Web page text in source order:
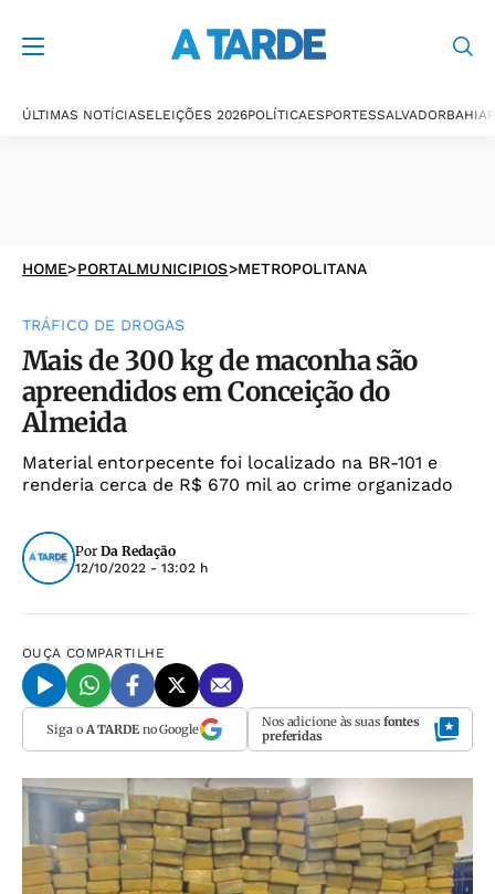
ÚLTIMAS NOTÍCIASELEIÇÕES 2026POLÍTICAESPORTESSALVADORBAHIA
HOME>PORTALMUNICIPIOS>METROPOLITANA
TRÁFICO DE DROGAS
Mais de 300 kg de maconha são
apreendidos em Conceição do
Almeida
Material entorpecente foi localizado na BR-101 e
renderia cerca de R$ 670 mil ao crime organizado
Por Da Redação
12/10/2022 - 13:02 h
OUÇA COMPARTILHE
Siga o A TARDEno Google Nos adicione às suas fontes
preferidas